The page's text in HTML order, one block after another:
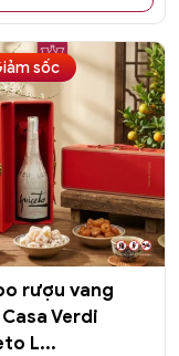
sốc
rượu vang
Verdi
L...